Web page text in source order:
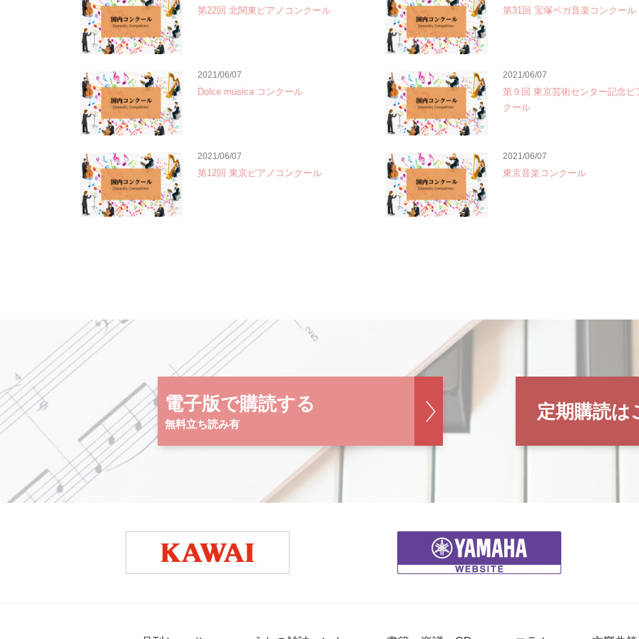
第22回 北関東ピアノコンクール 第31回 宝塚ベガ音楽コンクール
2021/06/07
Dolce musica コンクール
2021/06/07
第９回 東京芸術センター記念ピ
クール
2021/06/07
第12回 東京ピアノコンクール
2021/06/07
東京音楽コンクール
電子版で購読する
無料立ち読み有
定期購読は